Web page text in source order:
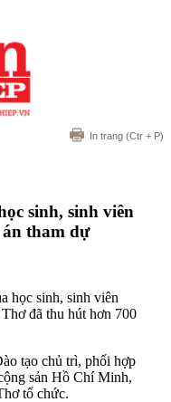
In trang (Ctr + P)
sinh, sinh viên
tham dự
học sinh, sinh viên
đã thu hút hơn 700
tạo chủ trì, phối hợp
sản Hồ Chí Minh,
tổ chức.